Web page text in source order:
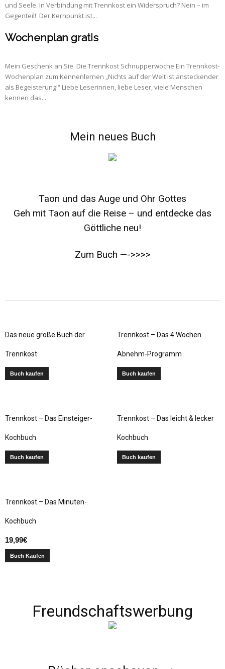
und Seele. In Verbindung mit Trennkost ein Widerspruch? Nein – im
Gegenteil! Der Kernpunkt ist...
Wochenplan gratis
Mein Geschenk an Sie: Die Trennkost Schnupperwoche Ein Trennkost-
Wochenplan zum Kennenlernen „Nichts auf der Welt ist ansteckender
als Begeisterung!“ Liebe Leserinnen, liebe Leser, viele Menschen
kennen das...
Mein neues Buch
Taon und das Auge und Ohr Gottes
Geh mit Taon auf die Reise – und entdecke das
Göttliche neu!
Zum Buch —->>>>
Das neue große Buch der
Trennkost
Buch kaufen
Trennkost – Das 4 Wochen
Abnehm-Programm
Buch kaufen
Trennkost – Das Einsteiger-
Kochbuch
Buch kaufen
Trennkost – Das leicht & lecker
Kochbuch
Buch kaufen
Trennkost – Das Minuten-
Kochbuch
19,99€
Buch Kaufen
Freundschaftswerbung